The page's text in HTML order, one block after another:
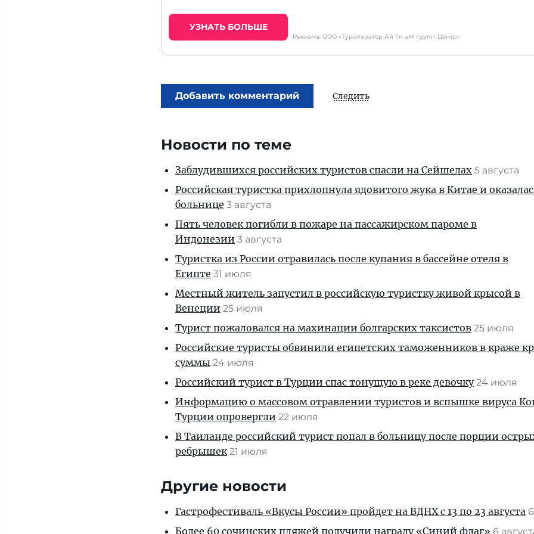
УЗНАТЬ БОЛЬШЕ
Реклама: ООО «Туроператор Ай Ти эМ групп-Центр»
Добавить комментарий Следить
Новости по теме
Заблудившихся российских туристов спасли на Сейшелах 5 августа
Российская туристка прихлопнула ядовитого жука в Китае и
больнице 3 августа
Пять человек погибли в пожаре на пассажирском пароме в
Индонезии 3 августа
Туристка из России отравилась после купания в бассейне отеля в
Египте 31 июля
Местный житель запустил в российскую туристку живой крысой в
Венеции 25 июля
Турист пожаловался на махинации болгарских таксистов 25 июля
Российские туристы обвинили египетских таможенников в краже
суммы 24 июля
Российский турист в Турции спас тонущую в реке девочку 24 июля
Информацию о массовом отравлении туристов и вспышке вируса
Турции опровергли 22 июля
В Таиланде российский турист попал в больницу после порции
ребрышек 21 июля
Другие новости
Гастрофестиваль «Вкусы России» пройдет на ВДНХ с 13 по 23 августа
Более 60 сочинских пляжей получили награду «Синий флаг» 6